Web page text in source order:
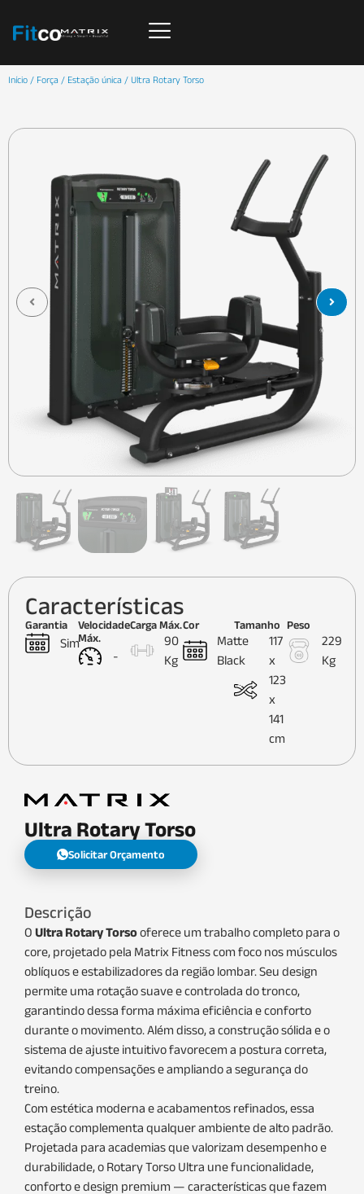
Início / Força / Estação única / Ultra Rotary Torso
Características
Garantia
Sim
Velocidade
Máx.
-
Carga Máx.
90
Kg
Cor
Matte
Black
Tamanho
117
x
123
x
141
cm
Peso
229
Kg
Ultra Rotary Torso
Solicitar Orçamento
Descrição
O Ultra Rotary Torsooferece um trabalho completo para o
core, projetado pela Matrix Fitness com foco nos músculos
oblíquos e estabilizadores da região lombar. Seu design
permite uma rotação suave e controlada do tronco,
garantindo dessa forma máxima eficiência e conforto
durante o movimento. Além disso, a construção sólida e o
sistema de ajuste intuitivo favorecem a postura correta,
evitando compensações e ampliando a segurança do
treino.
Com estética moderna e acabamentos refinados, essa
estação complementa qualquer ambiente de alto padrão.
Projetada para academias que valorizam desempenho e
durabilidade, o Rotary Torso Ultra une funcionalidade,
conforto e design premium — características que fazem